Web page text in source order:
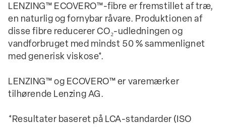
LENZING™ ECOVERO™-fibre er fremstillet af træ,
en naturlig og fornybar råvare. Produktionen af
disse fibre reducerer CO₂-udledningen og
vandforbruget med mindst 50 % sammenlignet
med generisk viskose*.
LENZING™ og ECOVERO™ er varemærker
tilhørende Lenzing AG.
*Resultater baseret på LCA-standarder (ISO